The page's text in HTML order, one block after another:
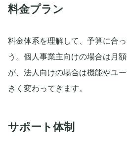
料金プラン
料金体系を理解して、予算に合
う。個人事業主向けの場合は月
が、法人向けの場合は機能やユ
きく変わってきます。
サポート体制